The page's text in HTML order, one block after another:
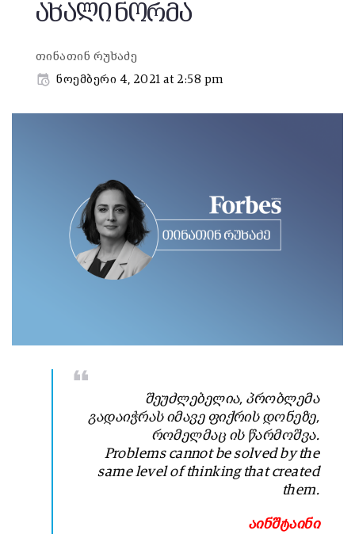
ახალი ნორმა
თინათინ რუხაძე
ნოემბერი 4, 2021 at 2:58 pm
შეუძლებელია, პრობლემა
გადაიჭრას იმავე ფიქრის დონეზე,
რომელმაც ის წარმოშვა.
Problems cannot be solved by the
same level of thinking that created
them.
აინშტაინი